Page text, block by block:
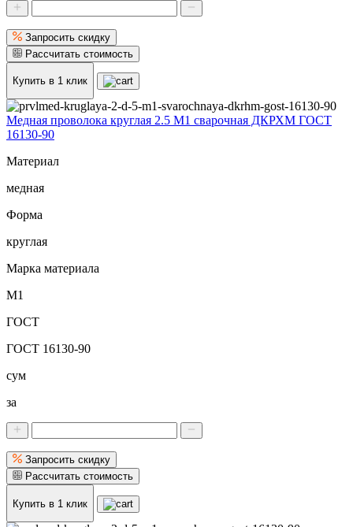
Запросить скидку
Рассчитать стоимость
Купить в 1 клик
Медная проволока круглая 2.5 М1 сварочная ДКРХМ ГОСТ
16130-90
Материал
медная
Форма
круглая
Марка материала
М1
ГОСТ
ГОСТ 16130-90
сум
за
Запросить скидку
Рассчитать стоимость
Купить в 1 клик